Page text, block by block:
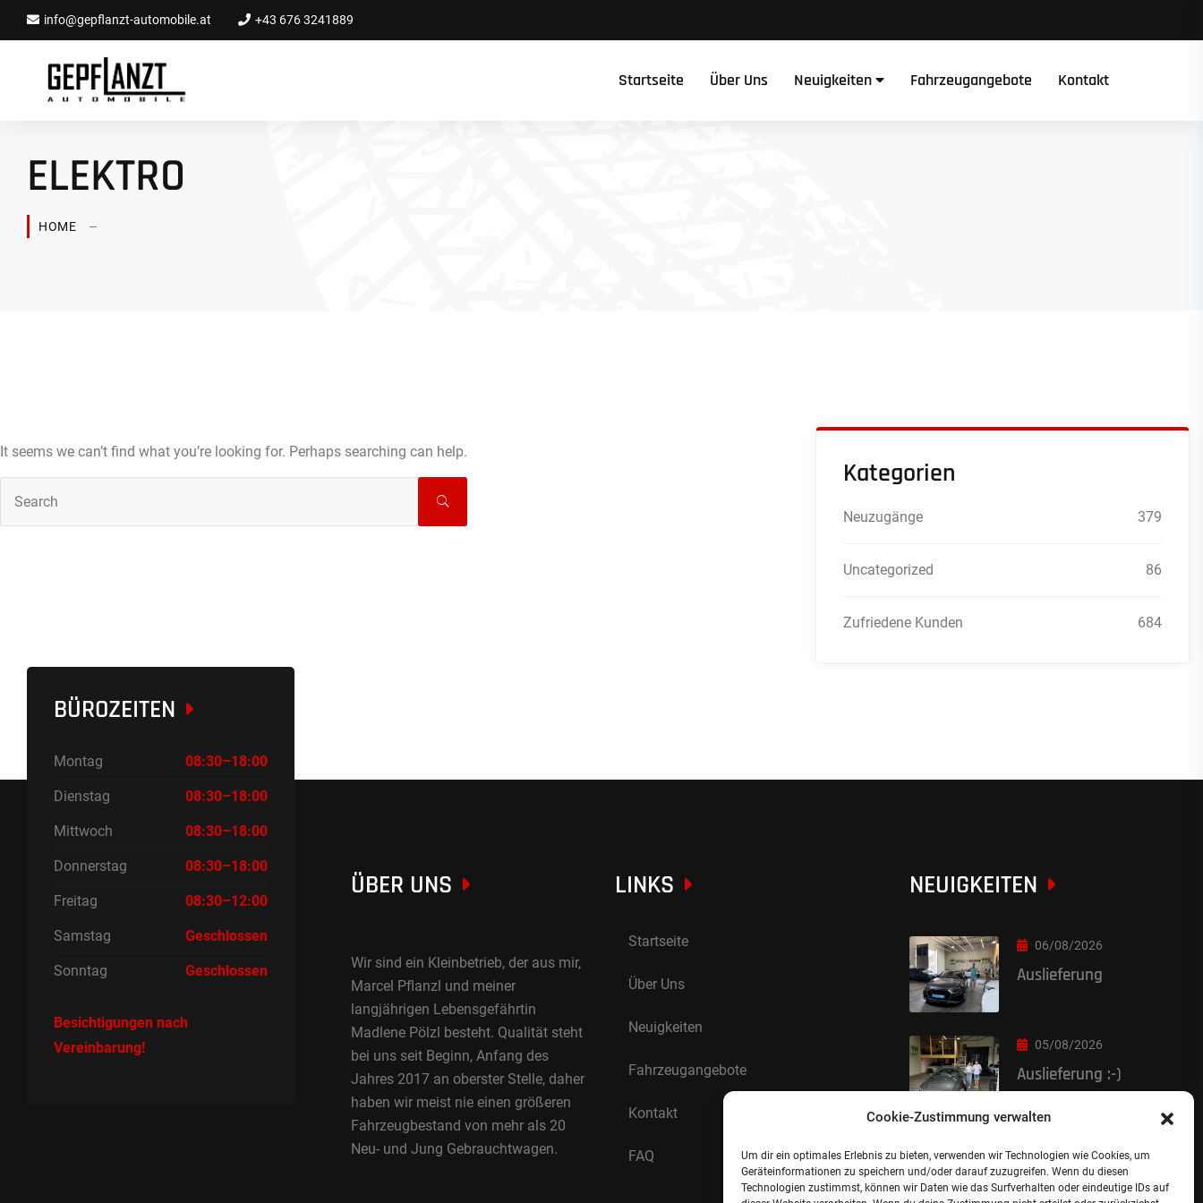
Cookie-Zustimmung verwalten
Um dir ein optimales Erlebnis zu bieten, verwenden wir Technologien wie Cookies, um
Geräteinformationen zu speichern und/oder darauf zuzugreifen. Wenn du diesen
Technologien zustimmst, können wir Daten wie das Surfverhalten oder eindeutige IDs auf
info@gepflanzt-automobile.at +43 676 3241889
Startseite Über Uns Neuigkeiten Fahrzeugangebote Kontakt
ELEKTRO
HOME
It seems we can’t find what you’re looking for. Perhaps searching can help.
Kategorien
Neuzugänge 379
Uncategorized 86
Zufriedene Kunden 684
BÜROZEITEN
Montag 08:30–18:00
Dienstag 08:30–18:00
Mittwoch 08:30–18:00
Donnerstag 08:30–18:00
Freitag 08:30–12:00
Samstag Geschlossen
Sonntag Geschlossen
Besichtigungen nach
Vereinbarung!
ÜBER UNS
Wir sind ein Kleinbetrieb, der aus mir,
Marcel Pflanzl und meiner
langjährigen Lebensgefährtin
Madlene Pölzl besteht. Qualität steht
bei uns seit Beginn, Anfang des
Jahres 2017 an oberster Stelle, daher
haben wir meist nie einen größeren
Fahrzeugbestand von mehr als 20
Neu- und Jung Gebrauchtwagen.
LINKS
Startseite
Über Uns
Neuigkeiten
Fahrzeugangebote
Kontakt
FAQ
NEUIGKEITEN
06/08/2026
Auslieferung
05/08/2026
Auslieferung :-)